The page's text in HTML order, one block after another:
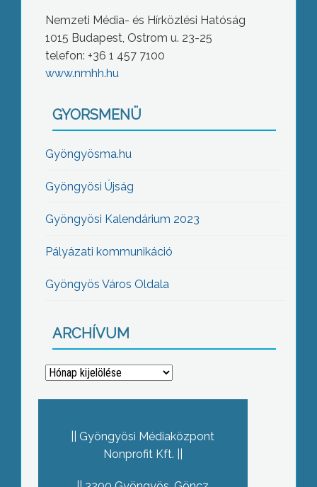
Nemzeti Média- és Hírközlési Hatóság
1015 Budapest, Ostrom u. 23-25
telefon: +36 1 457 7100
www.nmhh.hu
GYORSMENÜ
Gyöngyösma.hu
Gyöngyösi Újság
Gyöngyösi Kalendárium 2023
Pályázati kommunikáció
Gyöngyös Város Oldala
ARCHÍVUM
Archívum
Gyöngyösi Médiaközpont
Nonprofit Kft.